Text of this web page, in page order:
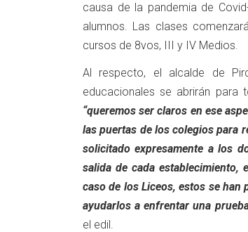
causa de la pandemia de
alumnos. Las clases
cursos de 8vos, III y IV Medios.
Al respecto, el alcalde de
educacionales se abrirán para
“queremos ser claros en ese
las puertas de los colegios para
solicitado expresamente a los
salida de cada
caso de los Liceos, estos se
ayudarlos a enfrentar una
el edil.